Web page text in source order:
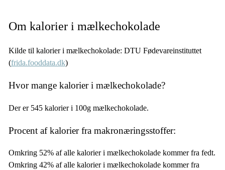
Om kalorier i mælkechokolade
Kilde til kalorier i mælkechokolade: DTU Fødevareinstituttet
(frida.fooddata.dk)
Hvor mange kalorier i mælkechokolade?
Der er 545 kalorier i 100g mælkechokolade.
Procent af kalorier fra makronæringsstoffer:
Omkring 52% af alle kalorier i mælkechokolade kommer fra fedt.
Omkring 42% af alle kalorier i mælkechokolade kommer fra